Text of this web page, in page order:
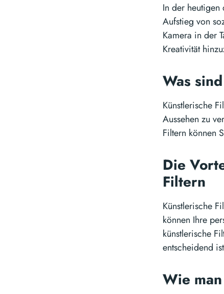
In der
Aufstieg von
Kamera in der
Kreativität
Was
Künstlerische
Aussehen zu
Filtern können
Die
Filtern
Künstlerische
können Ihre
künstlerische
entscheidend
Wie